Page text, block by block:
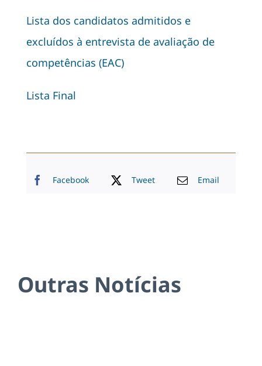
Lista dos candidatos admitidos e
excluídos à entrevista de avaliação de
competências (EAC)
Lista Final
Facebook Tweet Email
Outras Notícias